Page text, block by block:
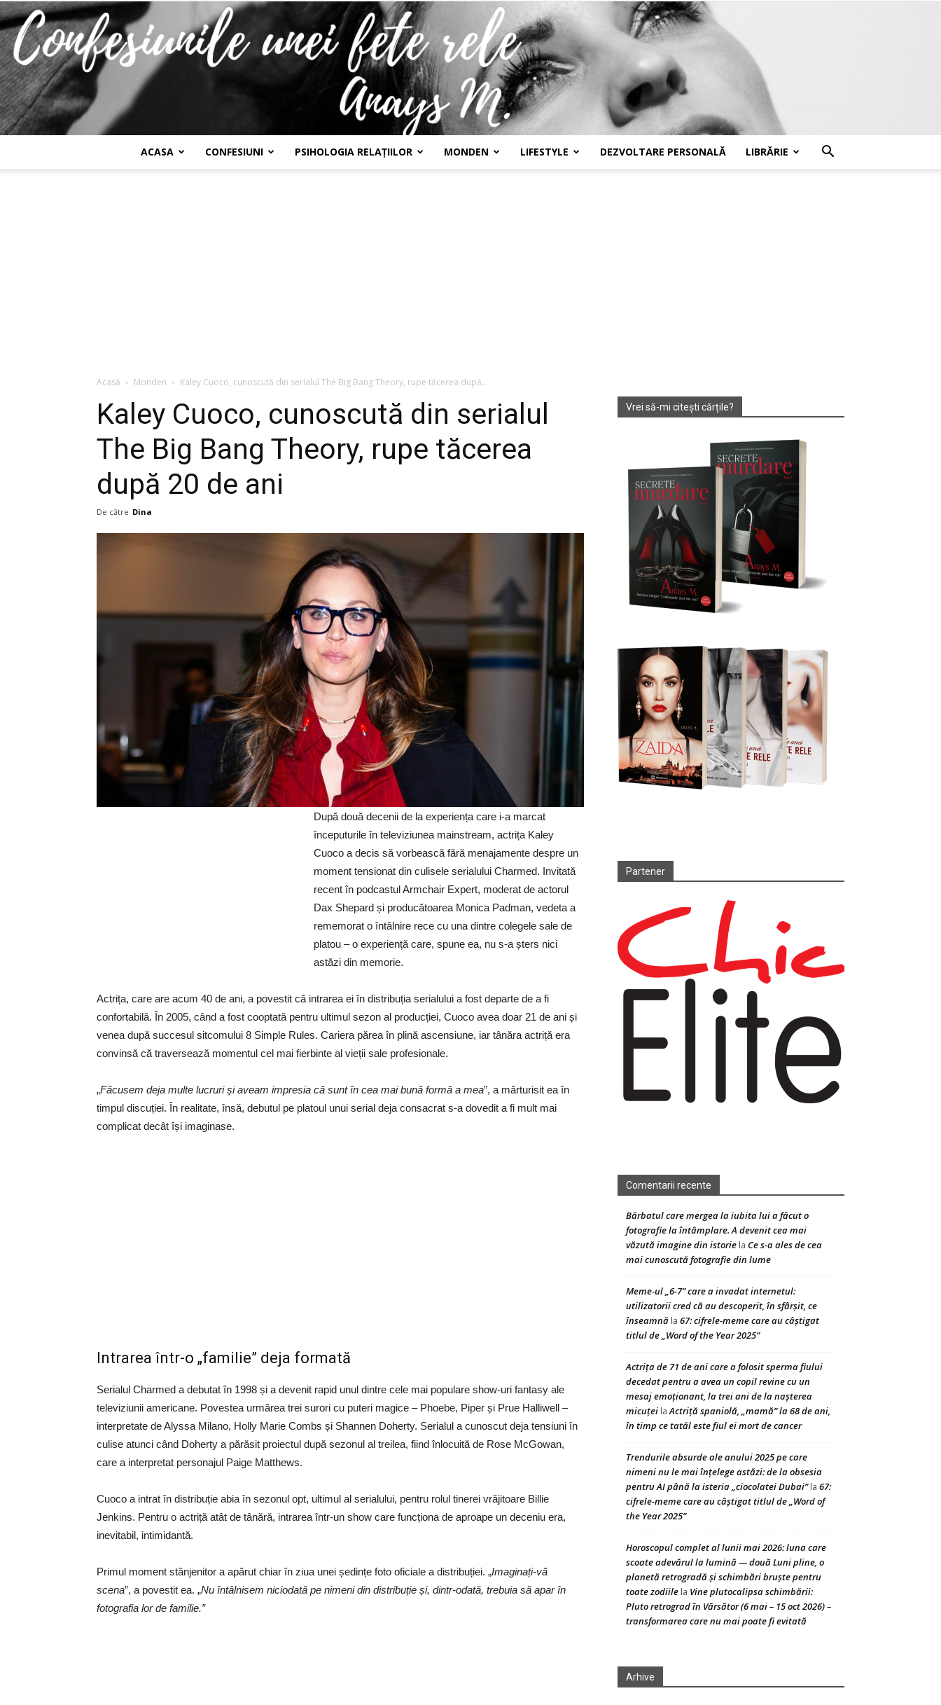
rele
ACASA CONFESIUNI PSIHOLOGIA RELAȚIILOR MONDEN LIFESTYLE DEZVOLTARE PERSONALĂ LIBRĂRIE
Acasă Monden Kaley Cuoco, cunoscută din serialul The Big Bang Theory, rupe tăcerea după...
Kaley Cuoco, cunoscută din serialul
The Big Bang Theory, rupe tăcerea
după 20 de ani
De către Dina
După două decenii de la experiența care i-a marcat
începuturile în televiziunea mainstream, actrița Kaley
Cuoco a decis să vorbească fără menajamente despre un
moment tensionat din culisele serialului Charmed. Invitată
recent în podcastul Armchair Expert, moderat de actorul
Dax Shepard și producătoarea Monica Padman, vedeta a
rememorat o întâlnire rece cu una dintre colegele sale de
platou – o experiență care, spune ea, nu s-a șters nici
astăzi din memorie.
Actrița, care are acum 40 de ani, a povestit că intrarea ei în distribuția serialului a fost departe de a fi
confortabilă. În 2005, când a fost cooptată pentru ultimul sezon al producției, Cuoco avea doar 21 de ani și
venea după succesul sitcomului 8 Simple Rules. Cariera părea în plină ascensiune, iar tânăra actriță era
convinsă că traversează momentul cel mai fierbinte al vieții sale profesionale.
„Făcusem deja multe lucruri și aveam impresia că sunt în cea mai bună formă a mea”, a mărturisit ea în
timpul discuției. În realitate, însă, debutul pe platoul unui serial deja consacrat s-a dovedit a fi mult mai
complicat decât își imaginase.
Intrarea într-o „familie” deja formată
Serialul Charmed a debutat în 1998 și a devenit rapid unul dintre cele mai populare show-uri fantasy ale
televiziunii americane. Povestea urmărea trei surori cu puteri magice – Phoebe, Piper și Prue Halliwell –
interpretate de Alyssa Milano, Holly Marie Combs și Shannen Doherty. Serialul a cunoscut deja tensiuni în
culise atunci când Doherty a părăsit proiectul după sezonul al treilea, fiind înlocuită de Rose McGowan,
care a interpretat personajul Paige Matthews.
Cuoco a intrat în distribuție abia în sezonul opt, ultimul al serialului, pentru rolul tinerei vrăjitoare Billie
Jenkins. Pentru o actriță atât de tânără, intrarea într-un show care funcționa de aproape un deceniu era,
inevitabil, intimidantă.
Primul moment stânjenitor a apărut chiar în ziua unei ședințe foto oficiale a distribuției. „Imaginați-vă
scena”, a povestit ea. „Nu întâlnisem niciodată pe nimeni din distribuție și, dintr-odată, trebuia să apar în
fotografia lor de familie.”
Vrei să-mi citești cărțile?
Partener
Comentarii recente
Bărbatul care mergea la iubita lui a făcut o
fotografie la întâmplare. A devenit cea mai
văzută imagine din istorie la Ce s-a ales de cea
mai cunoscută fotografie din lume
Meme-ul „6-7” care a invadat internetul:
utilizatorii cred că au descoperit, în sfârșit, ce
înseamnă la 67: cifrele-meme care au câștigat
titlul de „Word of the Year 2025”
Actrița de 71 de ani care a folosit sperma fiului
decedat pentru a avea un copil revine cu un
mesaj emoționant, la trei ani de la nașterea
micuței laActriță spaniolă, „mamă” la 68 de ani,
în timp ce tatăl este fiul ei mort de cancer
Trendurile absurde ale anului 2025 pe care
nimeni nu le mai înțelege astăzi: de la obsesia
pentru AI până la isteria „ciocolatei Dubai”la 67:
cifrele-meme care au câștigat titlul de „Word of
the Year 2025”
Horoscopul complet al lunii mai 2026: luna care
scoate adevărul la lumină — două Luni pline, o
planetă retrogradă și schimbări bruște pentru
toate zodiile la Vine plutocalipsa schimbării:
Pluto retrograd în Vărsător (6 mai – 15 oct 2026) –
transformarea care nu mai poate fi evitată
Arhive